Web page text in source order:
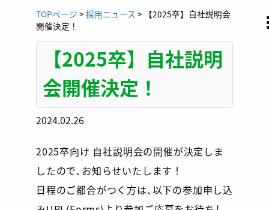
TOPページ > 採用ニュース >
【2025卒】自社説明会
開催決定！
【2025卒】自社説明
会開催決定！
2024.02.26
2025卒向け 自社説明会の開催が決定しま
したので､お知らせいたします！
日程のご都合がつく方は､以下の参加申し込